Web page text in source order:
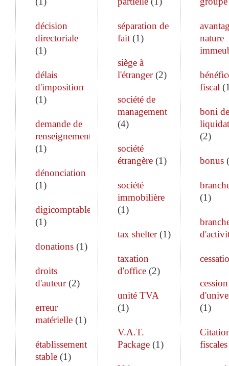
décision
directoriale
(1)
délais
d'imposition
(1)
demande de
renseignements
(1)
dénonciation
(1)
digicomptable
(1)
donations (1)
droits
d'auteur(2)
erreur
matérielle (1)
établissement
stable (1)
séparation de
fait(1)
siège à
l'étranger(2)
société de
management
(4)
société
étrangère(1)
société
immobilière
(1)
tax shelter(1)
taxation
d'office(2)
unité TVA
(1)
V.A.T.
Package(1)
nature
fiscal (
boni de
(2)
bonus(
(1)
cession
(1)
fiscales